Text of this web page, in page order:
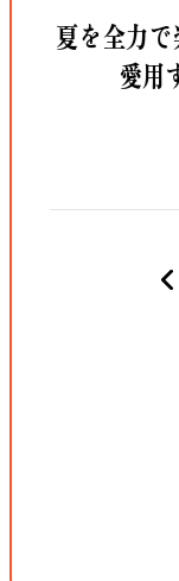
夏を全力で
愛用